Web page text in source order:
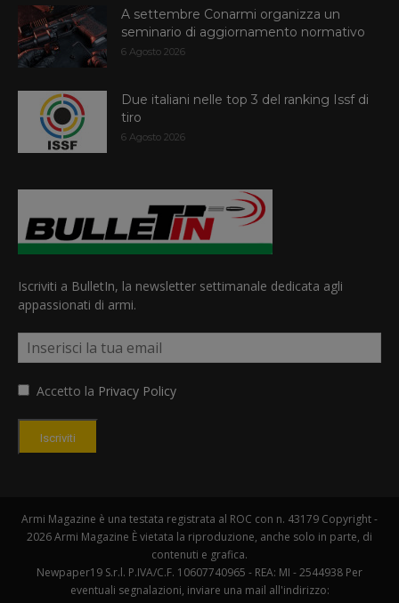
A settembre Conarmi organizza un
seminario di aggiornamento normativo
6 Agosto 2026
Due italiani nelle top 3 del ranking Issf di
tiro
6 Agosto 2026
Iscriviti a BulletIn, la newsletter settimanale dedicata agli
appassionati di armi.
Accetto la Privacy Policy
Iscriviti
Armi Magazine è una testata registrata al ROC con n. 43179 Copyright -
2026 Armi Magazine È vietata la riproduzione, anche solo in parte, di
contenuti e grafica.
Newpaper19 S.r.l. P.IVA/C.F. 10607740965 - REA: MI - 2544938 Per
eventuali segnalazioni, inviare una mail all'indirizzo: